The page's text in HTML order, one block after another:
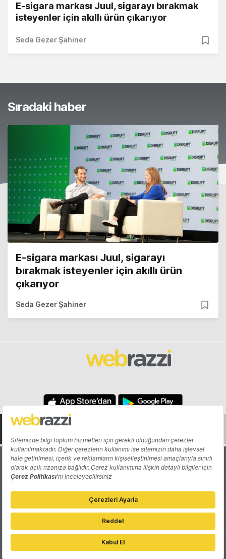
E-sigara markası Juul, sigarayı bırakmak
isteyenler için akıllı ürün çıkarıyor
Seda Gezer Şahiner
Sıradaki haber
E-sigara markası Juul, sigarayı
bırakmak isteyenler için akıllı ürün
çıkarıyor
Seda Gezer Şahiner
Hakkında Yazarlar
Katkıda Bulun Reklam